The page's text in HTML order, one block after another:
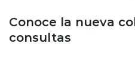
Conoce la nueva
consultas